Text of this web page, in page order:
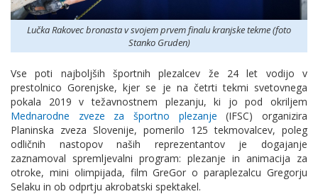
Lučka Rakovec bronasta v svojem prvem finalu kranjske tekme (foto
Stanko Gruden)
Vse poti najboljših športnih plezalcev že 24 let vodijo v
prestolnico Gorenjske, kjer se je na četrti tekmi svetovnega
pokala 2019 v težavnostnem plezanju, ki jo pod okriljem
Mednarodne zveze za športno plezanje (IFSC) organizira
Planinska zveza Slovenije, pomerilo 125 tekmovalcev, poleg
odličnih nastopov naših reprezentantov je dogajanje
zaznamoval spremljevalni program: plezanje in animacija za
otroke, mini olimpijada, film GreGor o paraplezalcu Gregorju
Selaku in ob odprtju akrobatski spektakel.